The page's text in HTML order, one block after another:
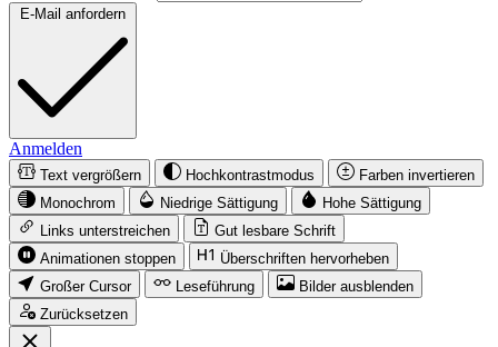
E-Mail anfordern
Anmelden
Text vergrößern Hochkontrastmodus
Farben invertieren
Monochrom
Niedrige Sättigung
Hohe Sättigung
Links unterstreichen
Gut lesbare Schrift
Animationen stoppen
Überschriften hervorheben
Großer Cursor
Leseführung
Bilder ausblenden
Zurücksetzen